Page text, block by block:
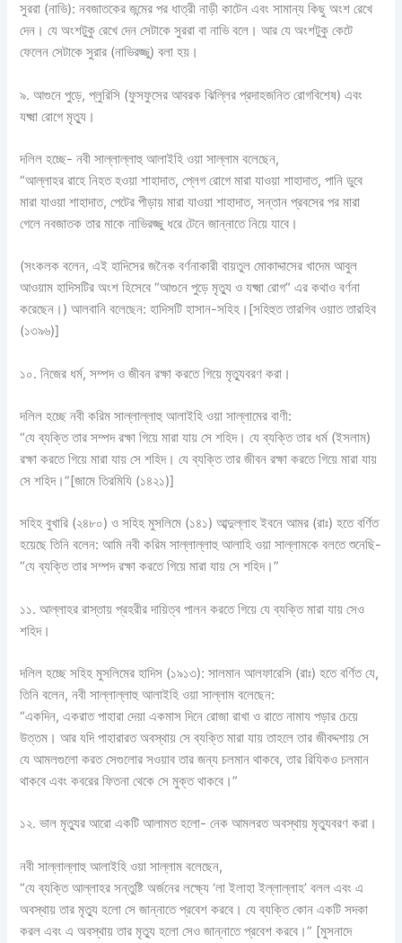
সুররা (নাভি): নবজাতকের জন্মের পর ধাত্রী নাড়ী কাটেন এবং সামান্য কিছু অংশ রেখে
দেন। যে অংশটুকু রেখে দেন সেটাকে সুররা বা নাভি বলে। আর যে অংশটুকু কেটে
ফেলেন সেটাকে সুরার (নাভিরজ্জু) বলা হয়।
৯. আগুনে পুড়ে, প্লুরিসি (ফুসফুসের আবরক ঝিল্লির প্রদাহজনিত রোগবিশেষ) এবং
যক্ষ্মা রোগে মৃত্যু।
দলিল হচ্ছে- নবী সাল্লাল্লাহু আলাইহি ওয়া সাল্লাম বলেছেন,
“আল্লাহর রাহে নিহত হওয়া শাহাদাত, প্লেগ রোগে মারা যাওয়া শাহাদাত, পানি ডুবে
মারা যাওয়া শাহাদাত, পেটের পীড়ায় মারা যাওয়া শাহাদাত, সন্তান প্রবসের পর মারা
গেলে নবজাতক তার মাকে নাভিরজ্জু ধরে টেনে জান্নাতে নিয়ে যাবে।
(সংকলক বলেন, এই হাদিসের জনৈক বর্ণনাকারী বায়তুল মোকাদ্দাসের খাদেম আবুল
আওয়াম হাদিসটির অংশ হিসেবে “আগুনে পুড়ে মৃত্যু ও যক্ষ্মা রোগ” এর কথাও বর্ণনা
করেছেন।) আলবানি বলেছেন: হাদিসটি হাসান-সহিহ।[সহিহুত তারগিব ওয়াত তারহিব
(১৩৯৬)]
১০. নিজের ধর্ম, সম্পদ ও জীবন রক্ষা করতে গিয়ে মৃত্যুবরণ করা।
দলিল হচ্ছে নবী করিম সাল্লাল্লাহু আলাইহি ওয়া সাল্লামের বাণী:
“যে ব্যক্তি তার সম্পদ রক্ষা গিয়ে মারা যায় সে শহিদ। যে ব্যক্তি তার ধর্ম (ইসলাম)
রক্ষা করতে গিয়ে মারা যায় সে শহিদ। যে ব্যক্তি তার জীবন রক্ষা করতে গিয়ে মারা যায়
সে শহিদ।”[জামে তিরমিযি (১৪২১)]
সহিহ বুখারি (২৪৮০) ও সহিহ মুসলিমে (১৪১) আব্দুল্লাহ ইবনে আমর (রাঃ) হতে বর্ণিত
হয়েছে তিনি বলেন: আমি নবী করিম সাল্লাল্লাহু আলাহি ওয়া সাল্লামকে বলতে শুনেছি-
“যে ব্যক্তি তার সম্পদ রক্ষা করতে গিয়ে মারা যায় সে শহিদ।”
১১. আল্লাহর রাস্তায় প্রহরীর দায়িত্ব পালন করতে গিয়ে যে ব্যক্তি মারা যায় সেও
শহিদ।
দলিল হচ্ছে সহিহ মুসলিমের হাদিস (১৯১৩): সালমান আলফারেসি (রাঃ) হতে বর্ণিত যে,
তিনি বলেন, নবী সাল্লাল্লাহু আলাইহি ওয়া সাল্লাম বলেছেন:
“একদিন, একরাত পাহারা দেয়া একমাস দিনে রোজা রাখা ও রাতে নামায পড়ার চেয়ে
উত্তম। আর যদি পাহারারত অবস্থায় সে ব্যক্তি মারা যায় তাহলে তার জীবদ্দশায় সে
যে আমলগুলো করত সেগুলোর সওয়াব তার জন্য চলমান থাকবে, তার রিযিকও চলমান
থাকবে এবং কবরের ফিতনা থেকে সে মুক্ত থাকবে।”
১২. ভাল মৃত্যুর আরো একটি আলামত হলো- নেক আমলরত অবস্থায় মৃত্যুবরণ করা।
নবী সাল্লাল্লাহু আলাইহি ওয়া সাল্লাম বলেছেন,
“যে ব্যক্তি আল্লাহর সন্তুষ্টি অর্জনের লক্ষ্যে ‘লা ইলাহা ইল্লাল্লাহ’ বলল এবং এ
অবস্থায় তার মৃত্যু হলো সে জান্নাতে প্রবেশ করবে। যে ব্যক্তি কোন একটি সদকা
করল এবং এ অবস্থায় তার মৃত্যু হলো সেও জান্নাতে প্রবেশ করবে।” [মুসনাদে